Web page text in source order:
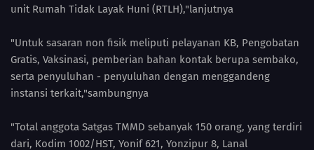
unit Rumah Tidak Layak Huni (RTLH),"lanjutnya
"Untuk sasaran non fisik meliputi pelayanan KB, Pengobatan
Gratis, Vaksinasi, pemberian bahan kontak berupa sembako,
serta penyuluhan - penyuluhan dengan menggandeng
instansi terkait,"sambungnya
"Total anggota Satgas TMMD sebanyak 150 orang, yang terdiri
dari, Kodim 1002/HST, Yonif 621, Yonzipur 8, Lanal